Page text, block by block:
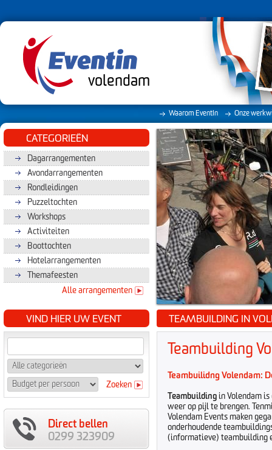
volendam
Waarom EventIn Onze
CATEGORIEËN
Dagarrangementen
Avondarrangementen
Rondleidingen
Puzzeltochten
Workshops
Activiteiten
Boottochten
Hotelarrangementen
Themafeesten
Alle arrangementen
VIND HIER UW EVENT
Zoeken
Direct bellen
0299 323909
TEAMBUILDING IN
Teambuilding
Teambuilidng Volendam:
Teambuilding in Volendam
weer op pijl te brengen.
Volendam Events maken
onderhoudende
(informatieve) teambuilding